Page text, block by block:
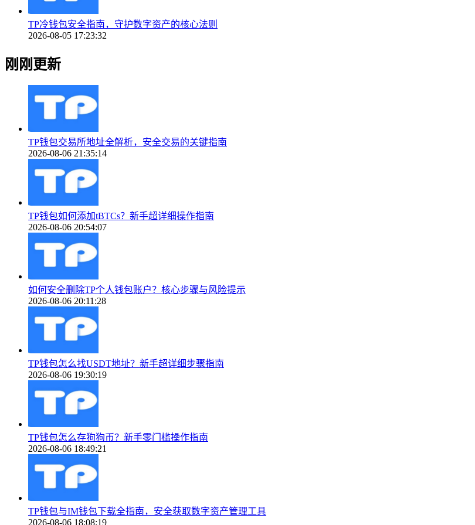
TP冷钱包安全指南，守护数字资产的核心法则
2026-08-05 17:23:32
刚刚更新
TP钱包交易所地址全解析，安全交易的关键指南
2026-08-06 21:35:14
TP钱包如何添加tBTCs？新手超详细操作指南
2026-08-06 20:54:07
如何安全删除TP个人钱包账户？核心步骤与风险提示
2026-08-06 20:11:28
TP钱包怎么找USDT地址？新手超详细步骤指南
2026-08-06 19:30:19
TP钱包怎么存狗狗币？新手零门槛操作指南
2026-08-06 18:49:21
TP钱包与IM钱包下载全指南，安全获取数字资产管理工具
2026-08-06 18:08:19